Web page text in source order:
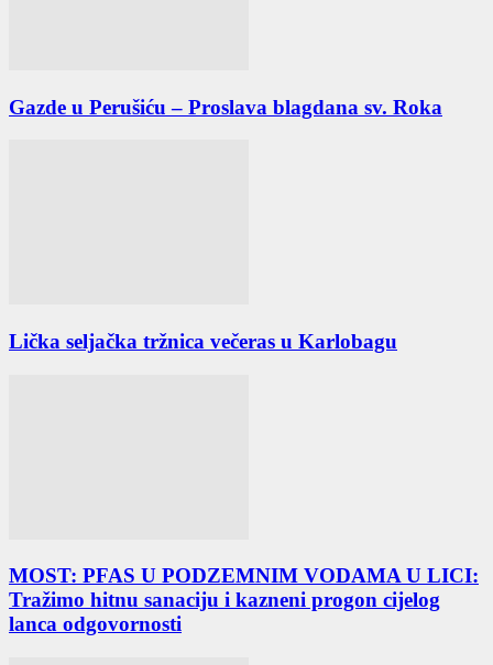
Gazde u Perušiću – Proslava blagdana sv. Roka
Lička seljačka tržnica večeras u Karlobagu
MOST: PFAS U PODZEMNIM VODAMA U LICI:
Tražimo hitnu sanaciju i kazneni progon cijelog
lanca odgovornosti